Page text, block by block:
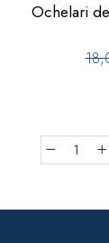
Ochelari